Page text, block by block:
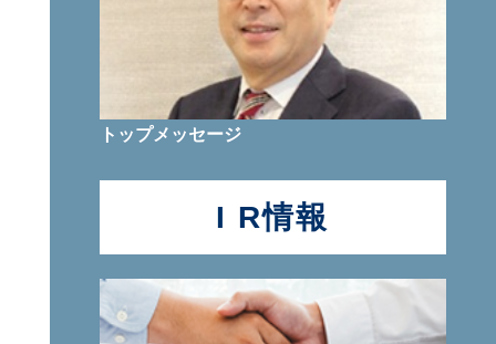
トップメッセージ